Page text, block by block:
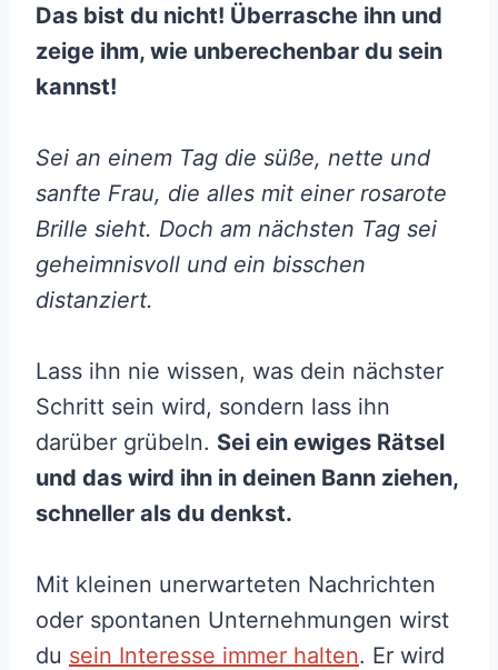
Das bist du nicht! Überrasche ihn und
zeige ihm, wie unberechenbar du sein
kannst!
Sei an einem Tag die süße, nette und
sanfte Frau, die alles mit einer rosarote
Brille sieht. Doch am nächsten Tag sei
geheimnisvoll und ein bisschen
distanziert.
Lass ihn nie wissen, was dein nächster
Schritt sein wird, sondern lass ihn
darüber grübeln. Sei ein ewiges Rätsel
und das wird ihn in deinen Bann ziehen,
schneller als du denkst.
Mit kleinen unerwarteten Nachrichten
oder spontanen Unternehmungen wirst
du sein Interesse immer halten. Er wird